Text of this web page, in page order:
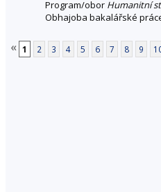
Program/obor Humanitní
Obhajoba bakalářské
« 1 2 3 4 5 6 7 8 9